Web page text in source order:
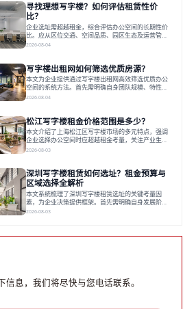
运营方通过空间优化与社群服务，助力企业成长，推
动市场向多元化、高性价比方向发展。近年来，西安
写字楼市场呈现出租金持续调整的态势，这一现象引
发了的广泛关注。作为西部重要
寻找理想写字楼？如何评估租赁性价
比？
企业选址需超越租金，综合评估办公空间的长期性价
比。应从区位交通、空间品质、园区生态及运营管理
四个核心维度权衡财务支出与长期价值回报。理想的
衡。对于许多正在成长或寻求稳定发展的企业而言，
寻找一处合适的办公空间是一项至关重要的决策。这
不仅关系到团队的日常工作效率与协作氛围，更直接
影响着企业的品牌形象、运营成本
2026-08-04
写字楼出租网如何筛选优质房源？
本文为企业提供通过写字楼出租网高效筛选优质办公
空间的系统方法。首先需明确自身团队规模、特性、
预算等核心需求。线上筛选时，应深入解读房源参
背景与持续服务能力。完成线上初选后，必须进行线
下实地验证，核对空间实景、测试设施、感受园区氛
围并确认合同条款，从而做出精确决策。在数字化时
代，写字楼出租网已成为企业寻找
2026-08-04
松江写字楼租金价格范围是多少？
本文介绍了上海松江区写字楼市场的多元特点，强调
企业选择办公空间时应超越租金考量，关注产业生态
与综合服务。文章分析了市场概况、影响空间价值的
建服务生态助力企业成长，建议企业系统评估需求与
长期价值，选择匹配的发展载体。对于许多寻求在上
海松江区设立或扩展办公空间的企业而言，了解该区
域的写字楼市场概况是决策的首先
2026-08-03
深圳写字楼租赁如何选址？租金预算与
区域选择全解析
本文系统梳理了深圳写字楼租赁选址的关键考量因
素，为企业决策提供框架。首先需明确自身发展阶
段、团队规模和文化特质等核心需求。深圳多中心商
业园注重生态与社群，适合文创、科技类企业。评估
2026-08-03
信息，我们将尽快与您电话联系。